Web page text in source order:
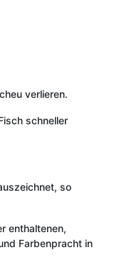
verlieren.
schneller
so
enthaltenen,
Farbenpracht in